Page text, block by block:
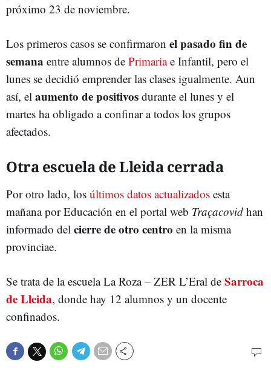
próximo 23 de noviembre.
Los primeros casos se confirmaron el pasado fin de
semana entre alumnos de Primariae Infantil, pero el
lunes se decidió emprender las clases igualmente. Aun
así, el aumento de positivos durante el lunes y el
martes ha obligado a confinar a todos los grupos
afectados.
Otra escuela de Lleida cerrada
Por otro lado, los últimos datos actualizados esta
mañana por Educación en el portal web Traçacovid han
informado del cierre de otro centro en la misma
provinciae.
Se trata de la escuela La Roza – ZER L’Eral de Sarroca
de Lleida, donde hay 12 alumnos y un docente
confinados.